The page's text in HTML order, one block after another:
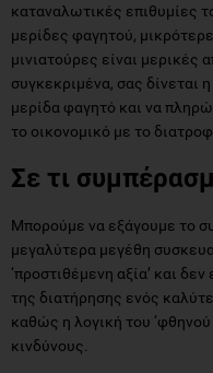
καταναλωτικές επιθυμίες
μερίδες φαγητού,
μινιατούρες είναι μερικές
συγκεκριμένα, σας δίνεται
μερίδα φαγητό και να
το οικονομικό με το
Σε τι
Μπορούμε να εξάγουμε το
μεγαλύτερα μεγέθη
‘προστιθέμενη αξία’ και
της διατήρησης ενός
καθώς η λογική του
κινδύνους.